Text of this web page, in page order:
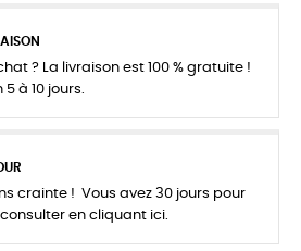
? La livraison est 100 % gratuite !
à 10 jours.
crainte ! Vous avez 30 jours pour
en cliquant ici.